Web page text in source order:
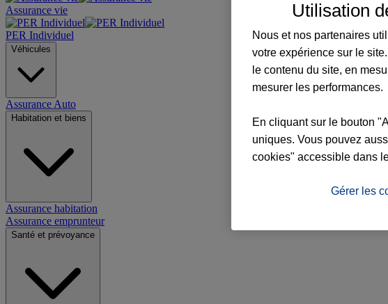
Assurance vie
PER Individuel
Véhicules
Assurance Auto
Habitation et biens
Assurance habitation
Assurance emprunteur
Santé et prévoyance
Utilisation
Nous et nos partenaires
votre expérience sur le
le contenu du site, en
mesurer les performances.
En cliquant sur le bouton
uniques. Vous pouvez
cookies" accessible dans
Gérer les